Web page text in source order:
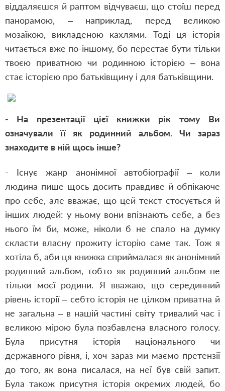
віддаляєшся й раптом відчуваєш, що стоїш перед
панорамою, – наприклад, перед великою
мозаїкою, викладеною кахлями. Тоді ця історія
читається вже по-іншому, бо перестає бути тільки
твоєю приватною чи родинною історією – вона
стає історією про батьківщину і для батьківщини.
- На презентації цієї книжки рік тому Ви
означували її як родинний альбом. Чи зараз
знаходите в ній щось інше?
- Існує жанр анонімної автобіографії – коли
людина пише щось досить правдиве й обпікаюче
про себе, але вважає, що цей текст стосується й
інших людей: у ньому вони впізнають себе, а без
нього їм би, може, ніколи б не спало на думку
скласти власну прожиту історію саме так. Тож я
хотіла б, аби ця книжка сприймалася як анонімний
родинний альбом, тобто як родинний альбом не
тільки моєї родини. Я вважаю, що серединний
рівень історії – себто історія не цілком приватна й
не загальна – в нашій частині світу тривалий час і
великою мірою була позбавлена власного голосу.
Була присутня історія національного чи
державного рівня, і, хоч зараз ми маємо претензії
до того, як вона писалася, на неї був свій запит.
Була також присутня історія окремих людей, бо